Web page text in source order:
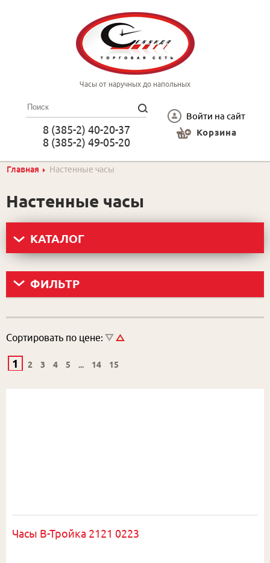
8 (385-2) 40-20-37
8 (385-2) 49-05-20
Часы от наручных до напольных
Войти на сайт
Корзина
Главная Настенные часы
Настенные часы
КАТАЛОГ
ФИЛЬТР
Сортировать по цене:
1 2 3 4 5 ... 14 15
Часы В-Тройка 2121 0223